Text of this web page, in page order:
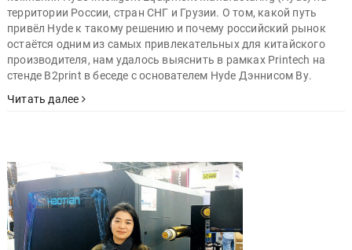
территории России, стран СНГ и Грузии. О том, какой путь
привёл Hyde к такому решению и почему российский рынок
остаётся одним из самых привлекательных для китайского
производителя, нам удалось выяснить в рамках Printech на
стенде B2print в беседе с основателем Hyde Дэннисом Ву.
Читать далее